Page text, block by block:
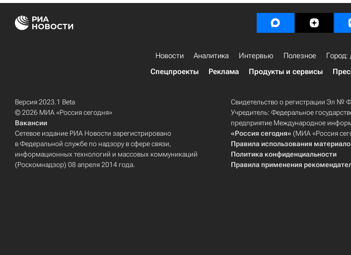
Новости Аналитика Интервью Полезное Город:
Спецпроекты
Реклама Продукты и сервисы
Версия 2023.1 Beta
© 2026 МИА «Россия сегодня»
Вакансии
Сетевое издание РИА Новости зарегистрировано
в Федеральной службе по надзору в сфере связи,
информационных технологий и массовых коммуникаций
(Роскомнадзор) 08 апреля 2014 года.
Свидетельство о регистрации Эл №
Учредитель: Федеральное
предприятие Международное
«Россия сегодня» (МИА «Россия
Правила использования
Политика конфиденциальности
Правила применения